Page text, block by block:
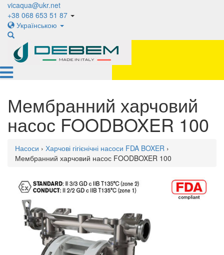
vicaqua@ukr.net
+38 068 653 51 87
Українською
Мембранний харчовий
насос FOODBOXER 100
Насоси › Харчові гігієнічні насоси FDA BOXER ›
Мембранний харчовий насос FOODBOXER 100